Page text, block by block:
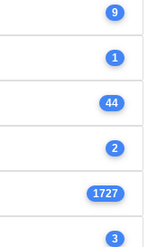
9
1
44
2
1727
3